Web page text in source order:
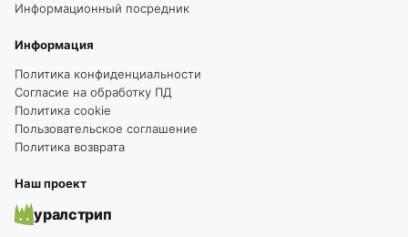
Информационный посредник
Информация
Политика конфиденциальности
Согласие на обработку ПД
Политика cookie
Пользовательское соглашение
Политика возврата
Наш проект
уралстрип